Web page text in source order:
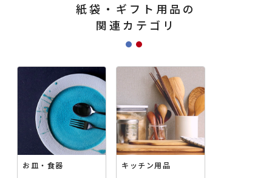
紙袋・ギフト用品の
関連カテゴリ
お皿・食器 キッチン用品